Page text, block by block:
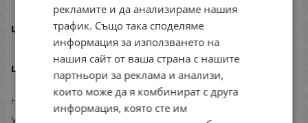
Night Candy
Неналичен
Уведоми ме при наличност
рекламите и да анализираме нашия
трафик. Също така споделяме
информация за използването на
нашия сайт от ваша страна с нашите
партньори за реклама и анализи,
които може да я комбинират с друга
информация, която сте им